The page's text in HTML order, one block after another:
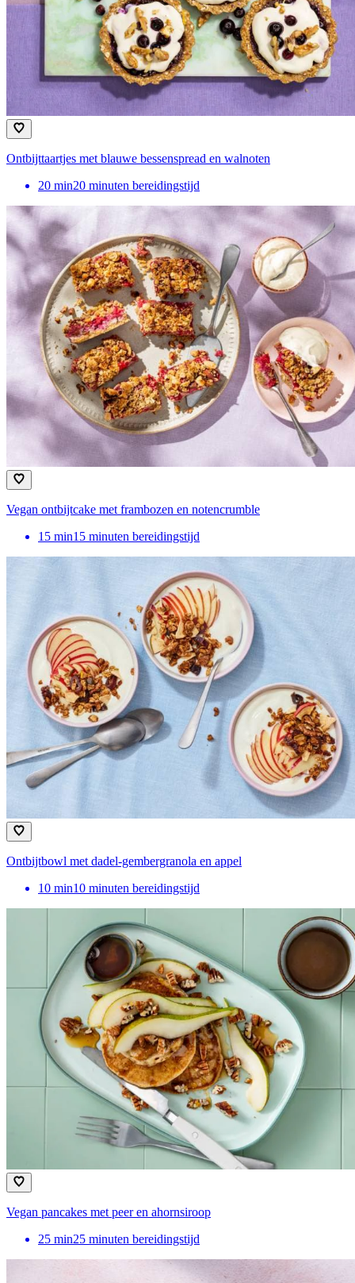
Ontbijttaartjes met blauwe bessenspread en walnoten
20 min20 minuten bereidingstijd
Vegan ontbijtcake met frambozen en notencrumble
15 min15 minuten bereidingstijd
Ontbijtbowl met dadel-gembergranola en appel
10 min10 minuten bereidingstijd
Vegan pancakes met peer en ahornsiroop
25 min25 minuten bereidingstijd